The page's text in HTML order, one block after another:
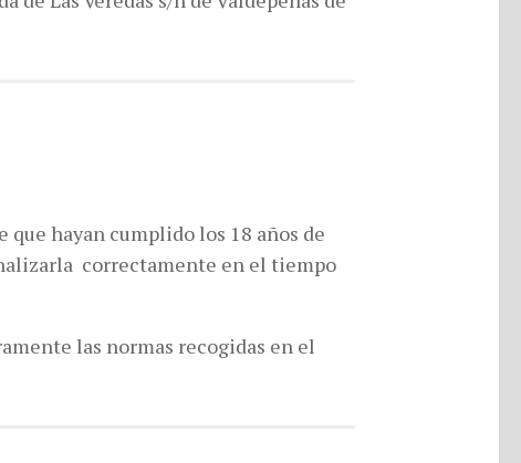
hayan cumplido los 18 años de
correctamente en el tiempo
las normas recogidas en el